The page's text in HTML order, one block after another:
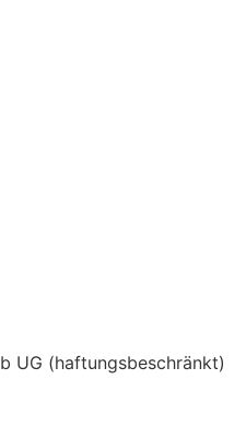
UG (haftungsbeschränkt)